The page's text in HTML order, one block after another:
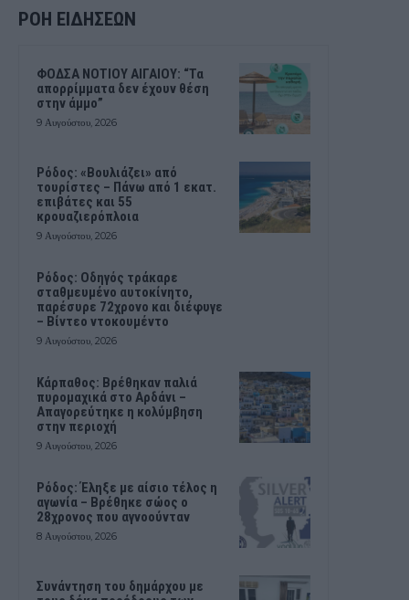
ΡΟΗ ΕΙΔΗΣΕΩΝ
ΦΟΔΣΑ ΝΟΤΙΟΥ ΑΙΓΑΙΟΥ: “Τα
απορρίμματα δεν έχουν θέση
στην άμμο”
9 Αυγούστου, 2026
Ρόδος: «Βουλιάζει» από
τουρίστες – Πάνω από 1 εκατ.
επιβάτες και 55
κρουαζιερόπλοια
9 Αυγούστου, 2026
Ρόδος: Οδηγός τράκαρε
σταθμευμένο αυτοκίνητο,
παρέσυρε 72χρονο και διέφυγε
– Βίντεο ντοκουμέντο
9 Αυγούστου, 2026
Κάρπαθος: Βρέθηκαν παλιά
πυρομαχικά στο Αρδάνι –
Απαγορεύτηκε η κολύμβηση
στην περιοχή
9 Αυγούστου, 2026
Ρόδος: Έληξε με αίσιο τέλος η
αγωνία – Βρέθηκε σώος ο
28χρονος που αγνοούνταν
8 Αυγούστου, 2026
Συνάντηση του δημάρχου με